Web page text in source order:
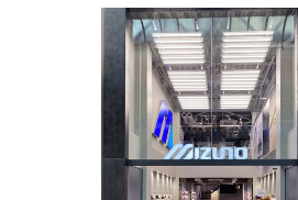
トレーニング
野球
スイム
バレーボール